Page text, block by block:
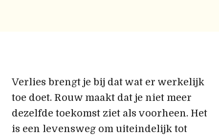
Verlies brengt je bij dat wat er werkelijk
toe doet. Rouw maakt dat je niet meer
dezelfde toekomst ziet als voorheen. Het
is een levensweg om uiteindelijk tot